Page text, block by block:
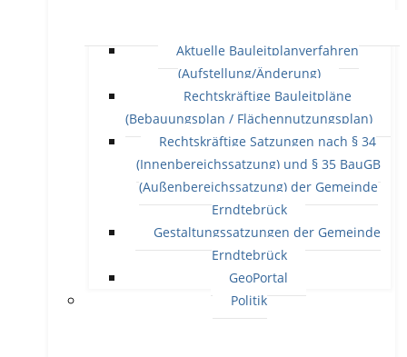
Aktuelle Bauleitplanverfahren
(Aufstellung/Änderung)
Rechtskräftige Bauleitpläne
(Bebauungsplan / Flächennutzungsplan)
Rechtskräftige Satzungen nach § 34
(Innenbereichssatzung) und § 35 BauGB
(Außenbereichssatzung) der Gemeinde
Erndtebrück
Gestaltungssatzungen der Gemeinde
Erndtebrück
GeoPortal
Politik